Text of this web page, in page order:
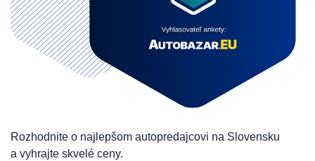
Rozhodnite o najlepšom autopredajcovi na Slovensku
a vyhrajte skvelé ceny.